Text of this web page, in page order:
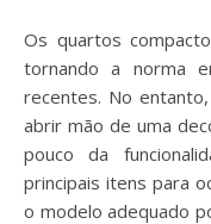
Os quartos compactos, com espaço reduzido, estão se
tornando a norma
recentes. No
abrir mão de uma
pouco da
principais itens para
o modelo adequado